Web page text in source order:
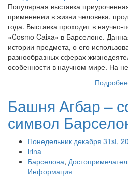
Популярная выставка
применении в жизни человека,
года. Выставка проходит в научно-
«Cosmo Caixa» в Барселоне.
истории предмета, о его
разнообразных сферах
особенности в научном мире. На
Башня Агбар –
символ
Понедельник декабря 31st,
irina
Барселона,
Информация